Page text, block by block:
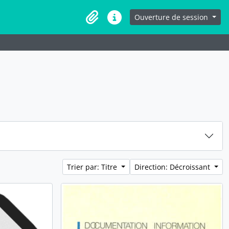
Presse-papier
Liens rapidesOuverture de session
Trier par: Titre Direction: Décroissant